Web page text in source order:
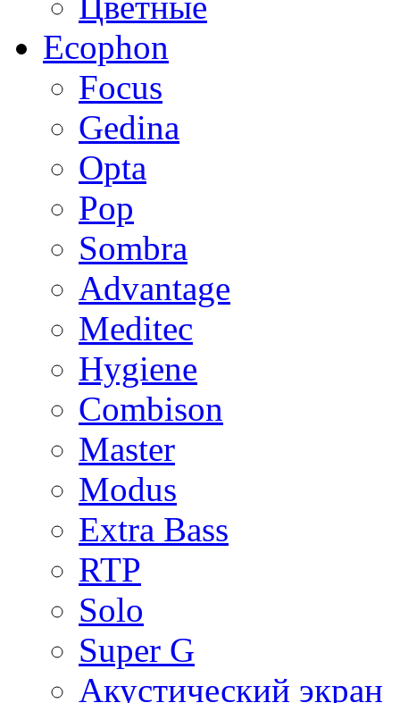
Ecophon
Focus
Gedina
Opta
Pop
Sombra
Advantage
Meditec
Hygiene
Combison
Master
Modus
Extra Bass
RTP
Solo
Super G
Акустический экран